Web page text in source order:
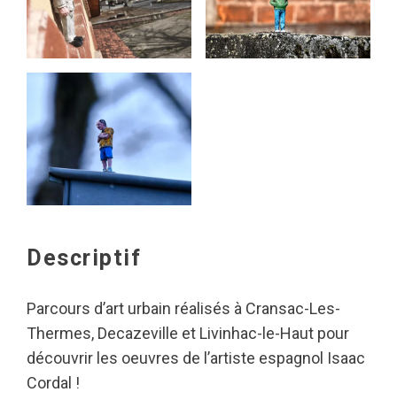
Descriptif
Parcours d’art urbain réalisés à Cransac-Les-
Thermes, Decazeville et Livinhac-le-Haut pour
découvrir les oeuvres de l’artiste espagnol Isaac
Cordal !